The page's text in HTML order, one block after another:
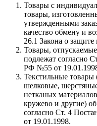
Товары с
товары,
утвержденными
качество обмену и
26.1 Закона о
Товары,
подлежат согласно
РФ №55 от
Текстильные
шелковые,
нетканых
кружево и другие)
согласно Ст. 4
от 19.01.1998.